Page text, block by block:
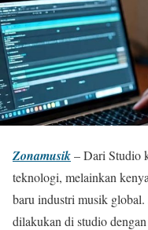
Zonamusik– Dari Studio
teknologi, melainkan
baru industri musik
dilakukan di studio